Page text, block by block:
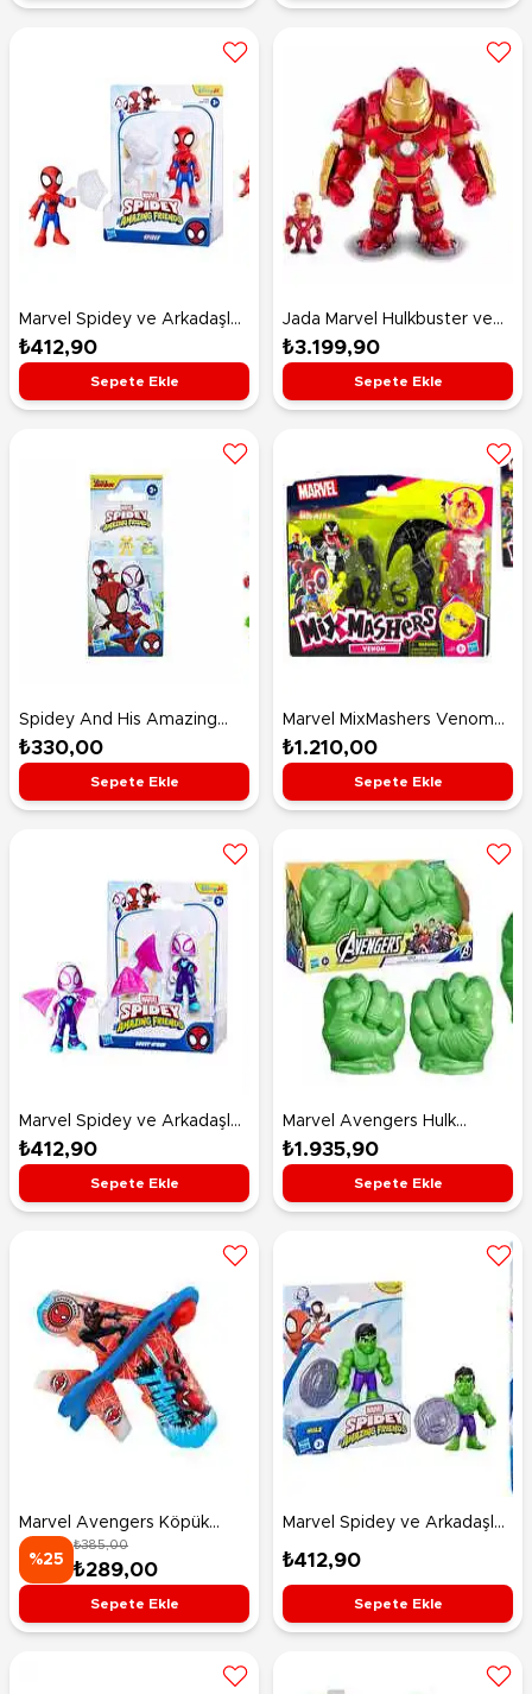
Marvel Spidey ve Arkadaşları
Spidey G1458
₺412,90
Sepete Ekle
Jada Marvel Hulkbuster ve
İronman
₺3.199,90
Sepete Ekle
Spidey And His Amazing
Friends Collectibles F8843
₺330,00
Sepete Ekle
Marvel MixMashers Venom
Deluxe Figür 12 Cm
₺1.210,00
Sepete Ekle
Marvel Spidey ve Arkadaşları
Ghost Spider G1460
₺412,90
Sepete Ekle
Marvel Avengers Hulk
Gamma Smash Yumruklar
T9332
₺1.935,90
Sepete Ekle
Marvel Avengers Köpük
Uçak Spider Man
%25
₺385,00
₺289,00
Sepete Ekle
Marvel Spidey ve Arkadaşları
₺412,90
Sepete Ekle